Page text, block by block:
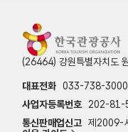
(26464) 강원특별자치도
대표전화 033-738-3000
사업자등록번호
202-81-
통신판매업신고 제2009-